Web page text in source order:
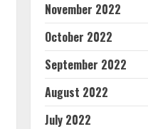
November 2022
October 2022
September 2022
August 2022
July 2022